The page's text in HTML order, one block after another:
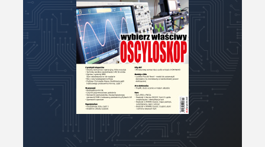
Podstawy elektroniki
Podzespoły bierne
Półprzewodniki
Pomiary i testy
Projektowanie